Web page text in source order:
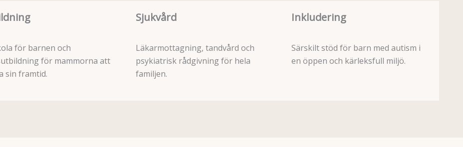
för barnen och
för mammorna att
sin framtid.
Sjukvård
Läkarmottagning, tandvård och
psykiatrisk rådgivning för hela
familjen.
Inkludering
Särskilt stöd för barn med autism i
en öppen och kärleksfull miljö.